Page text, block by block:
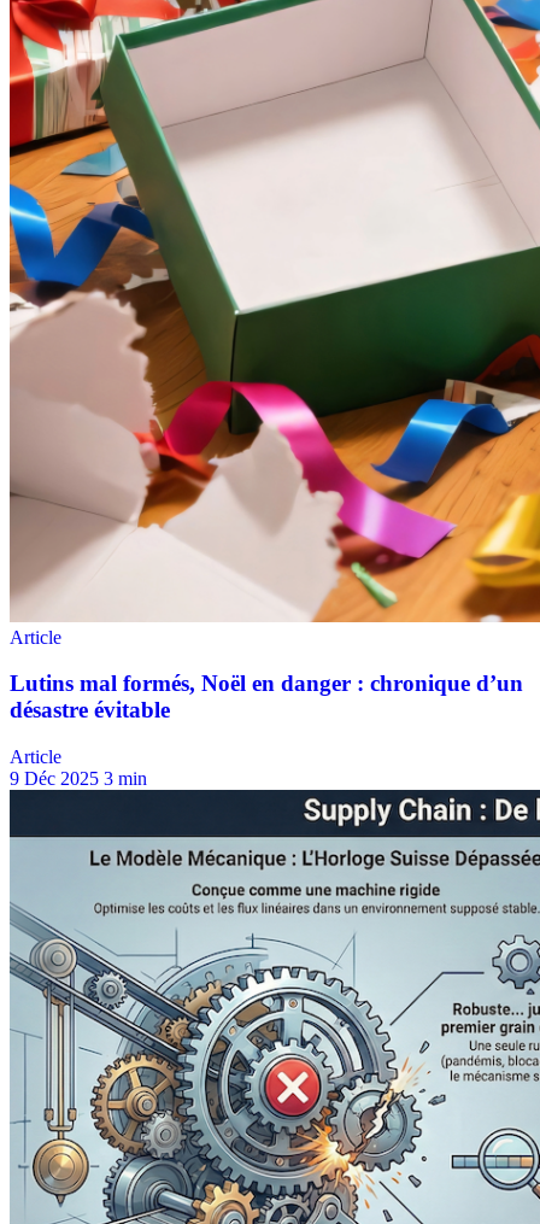
Article
9 Déc 2025 3 min